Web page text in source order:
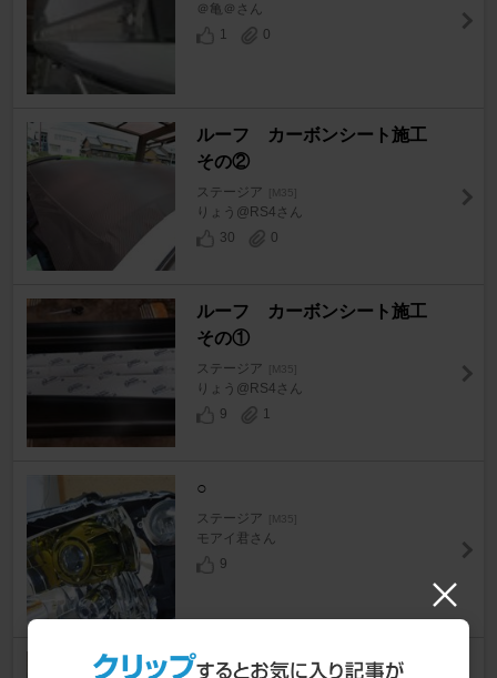
＠亀＠さん
1
0
ルーフ カーボンシート施工
その②
ステージア [M35]
りょう@RS4さん
30
0
ルーフ カーボンシート施工
その①
ステージア [M35]
りょう@RS4さん
9
1
○
ステージア [M35]
モアイ君さん
9
6か月定期点検